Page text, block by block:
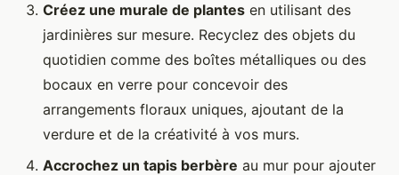
Créez une murale de plantes en utilisant des
jardinières sur mesure. Recyclez des objets du
quotidien comme des boîtes métalliques ou des
bocaux en verre pour concevoir des
arrangements floraux uniques, ajoutant de la
verdure et de la créativité à vos murs.
Accrochez un tapis berbère au mur pour ajouter